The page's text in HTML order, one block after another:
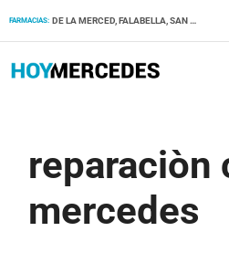
FARMACIAS: DE LA MERCED, FALABELLA, SAN PATRICIO
reparaciòn
mercedes